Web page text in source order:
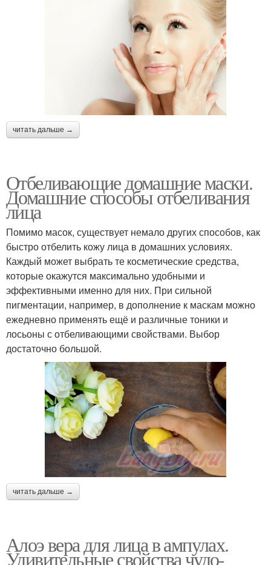
читать дальше →
Отбеливающие домашние маски.
Домашние способы отбеливания
лица
Помимо масок, существует немало других способов, как
быстро отбелить кожу лица в домашних условиях.
Каждый может выбрать те косметические средства,
которые окажутся максимально удобными и
эффективными именно для них. При сильной
пигментации, например, в дополнение к маскам можно
ежедневно применять ещё и различные тоники и
лосьоны с отбеливающими свойствами. Выбор
достаточно большой.
читать дальше →
Алоэ вера для лица в ампулах.
Удивительные свойства чудо-